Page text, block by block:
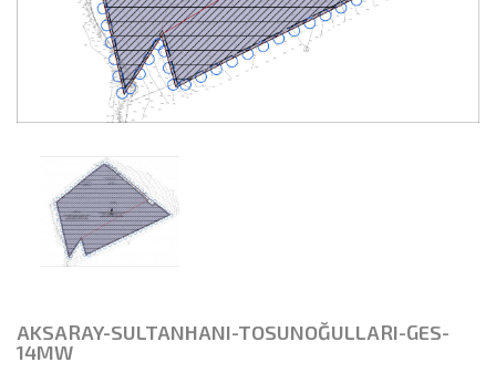
AKSARAY-SULTANHANI-TOSUNOĞULLARI-GES-
14MW